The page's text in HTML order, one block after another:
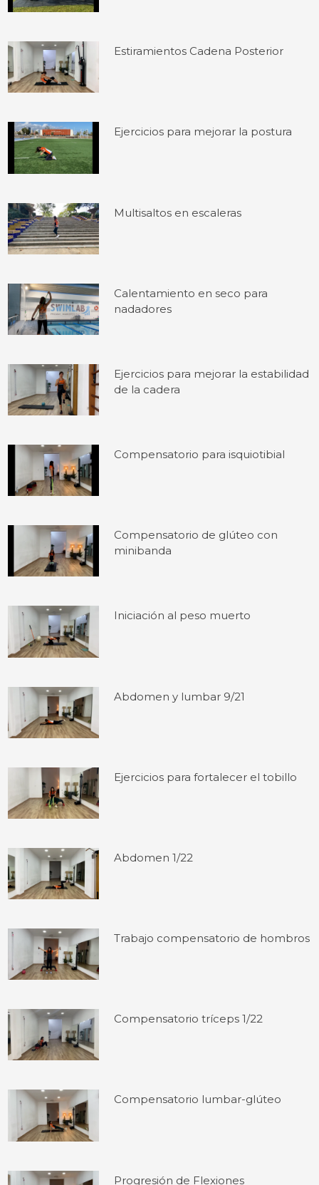
Estiramientos Cadena Posterior
Ejercicios para mejorar la postura
Multisaltos en escaleras
Calentamiento en seco para
nadadores
Ejercicios para mejorar la estabilidad
de la cadera
Compensatorio para isquiotibial
Compensatorio de glúteo con
minibanda
Iniciación al peso muerto
Abdomen y lumbar 9/21
Ejercicios para fortalecer el tobillo
Abdomen 1/22
Trabajo compensatorio de hombros
Compensatorio tríceps 1/22
Compensatorio lumbar-glúteo
Progresión de Flexiones